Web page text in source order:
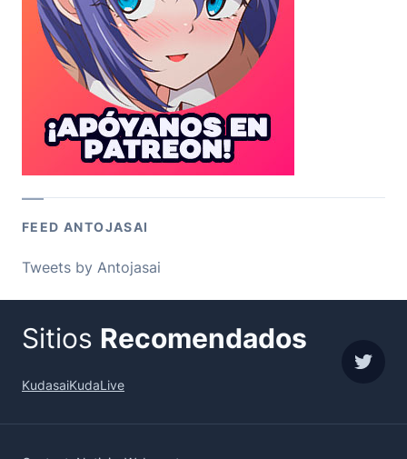
FEED ANTOJASAI
Tweets by Antojasai
Sitios Recomendados
KudasaiKudaLive